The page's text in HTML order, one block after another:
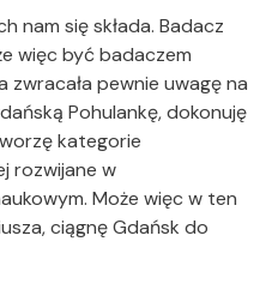
nam się składa. Badacz
więc być badaczem
pewnie uwagę na
Pohulankę, dokonuję
kategorie
rozwijane w
Może więc w ten
ciągnę Gdańsk do